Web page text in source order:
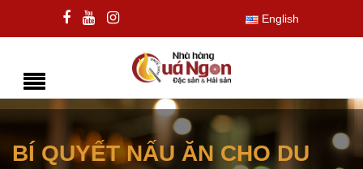
English
BÍ QUYẾT NẤU ĂN CHO DU